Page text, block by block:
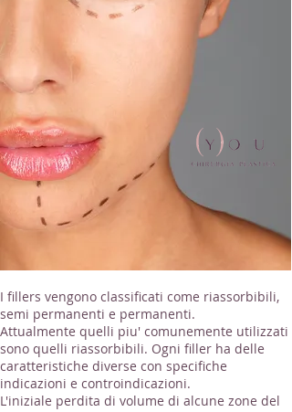
I fillers vengono classificati come riassorbibili,
semi permanenti e permanenti.
Attualmente quelli piu' comunemente utilizzati
sono quelli riassorbibili. Ogni filler ha delle
caratteristiche diverse con specifiche
indicazioni e controindicazioni.
L'iniziale perdita di volume di alcune zone del